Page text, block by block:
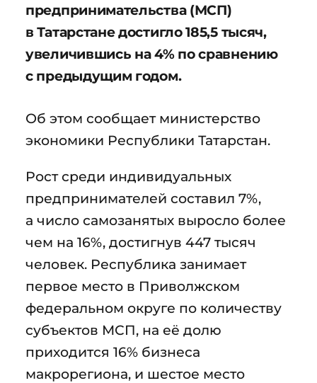
предпринимательства (МСП)
в Татарстане достигло 185,5 тысяч,
увеличившись на 4% по сравнению
с предыдущим годом.
Об этом сообщает министерство
экономики Республики Татарстан.
Рост среди индивидуальных
предпринимателей составил 7%,
а число самозанятых выросло более
чем на 16%, достигнув 447 тысяч
человек. Республика занимает
первое место в Приволжском
федеральном округе по количеству
субъектов МСП, на её долю
приходится 16% бизнеса
макрорегиона, и шестое место